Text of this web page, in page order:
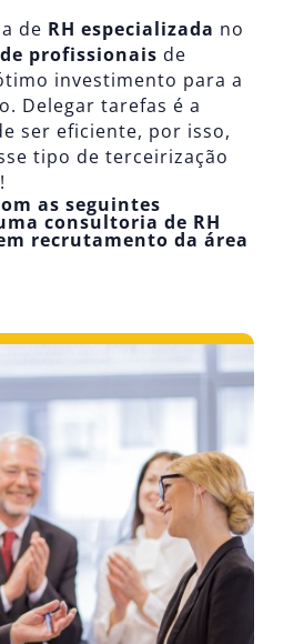
de RH especializada no
profissionais de
investimento para a
Delegar tarefas é a
ser eficiente, por isso,
tipo de terceirização
as seguintes
consultoria de RH
recrutamento da área